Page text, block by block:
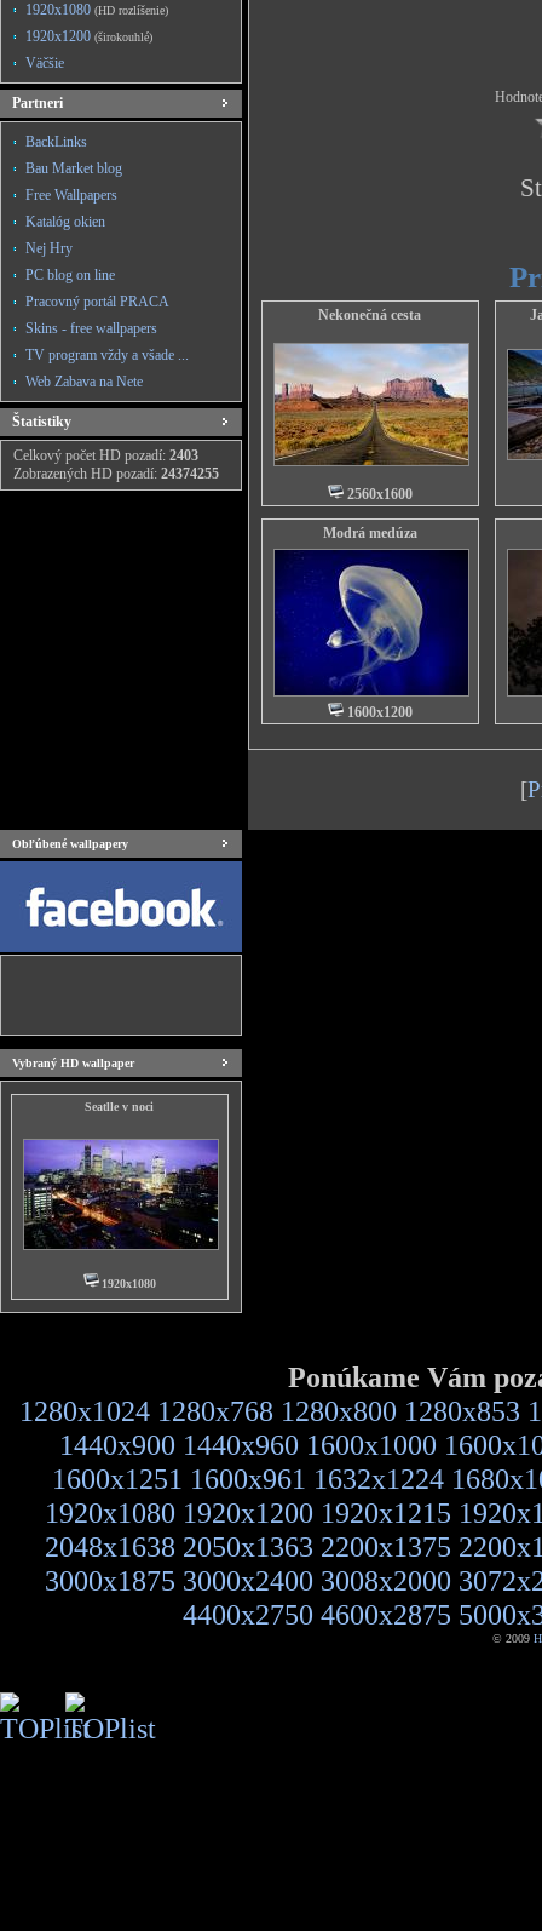
1920x1080 (HD rozlíšenie)
1920x1200 (širokouhlé)
Väčšie
Partneri
BackLinks
Bau Market blog
Free Wallpapers
Katalóg okien
Nej Hry
PC blog on line
Pracovný portál PRACA
Skins - free wallpapers
TV program vždy a všade ...
Web Zabava na Nete
Štatistiky
Celkový počet HD pozadí: 2403
Zobrazených HD pozadí: 24374255
Nekonečná cesta
2560x1600
Modrá medúza
1600x1200
[
Obľúbené wallpapery
Vybraný HD wallpaper
Seatlle v noci
1920x1080
Ponúkame Vám
1280x1024 1280x768 1280x800 1280x853
1440x900 1440x960 1600x1000
1600x1251 1600x961 1632x1224
1920x1080 1920x1200 1920x1215
2048x1638 2050x1363 2200x1375
3000x1875 3000x2400 3008x2000
4400x2750 4600x2875
© 2009